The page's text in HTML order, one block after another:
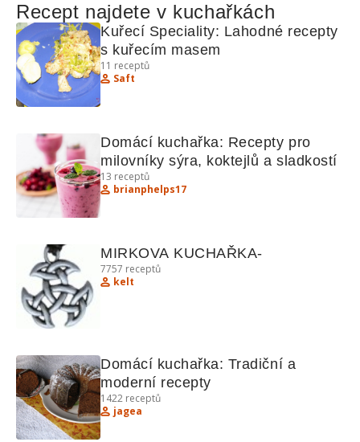
Recept najdete v kuchařkách
Kuřecí Speciality: Lahodné recepty
s kuřecím masem
11 receptů
Saft
Domácí kuchařka: Recepty pro
milovníky sýra, koktejlů a sladkostí
13 receptů
brianphelps17
MIRKOVA KUCHAŘKA-
7757 receptů
kelt
Domácí kuchařka: Tradiční a
moderní recepty
1422 receptů
jagea